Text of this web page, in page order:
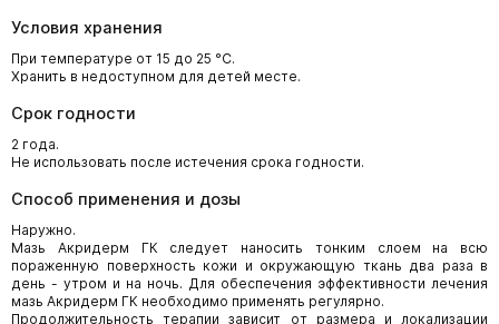
Условия хранения
При температуре от 15 до 25 °С.
Хранить в недоступном для детей месте.
Срок годности
2 года.
Не использовать после истечения срока годности.
Способ применения и дозы
Наружно.
Мазь Акридерм ГК следует наносить тонким слоем на всю
пораженную поверхность кожи и окружающую ткань два раза в
день - утром и на ночь. Для обеспечения эффективности лечения
мазь Акридерм ГК необходимо применять регулярно.
Продолжительность терапии зависит от размера и локализации